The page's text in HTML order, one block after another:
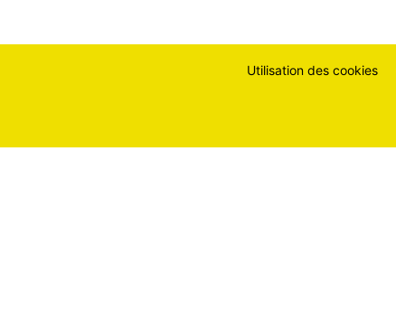
Utilisation des cookies